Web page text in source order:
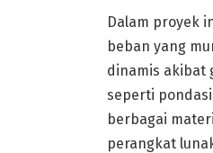
Dalam proyek
beban yang
dinamis akibat
seperti
berbagai
perangkat